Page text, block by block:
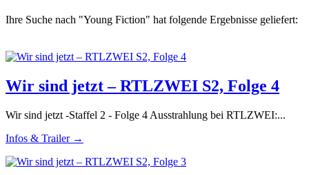
Ihre Suche nach "Young Fiction" hat folgende Ergebnisse geliefert:
Wir sind jetzt – RTLZWEI S2, Folge 4
Wir sind jetzt -Staffel 2 - Folge 4 Ausstrahlung bei RTLZWEI:...
Infos & Trailer →